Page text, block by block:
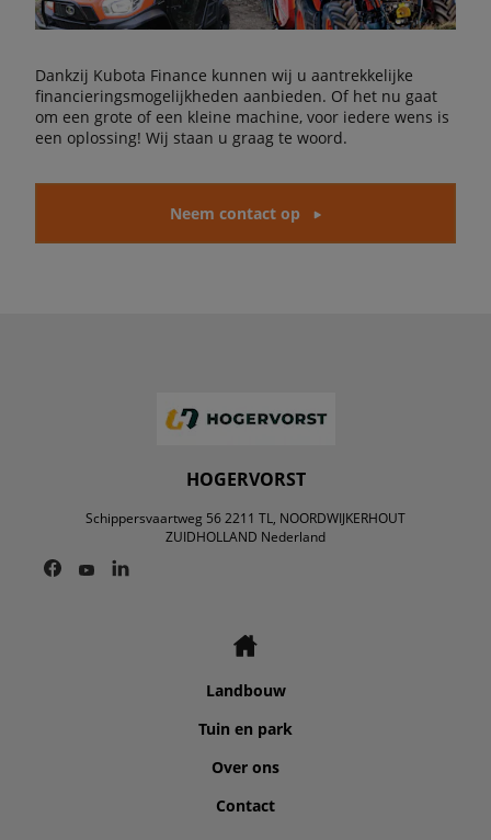
Dankzij Kubota Finance kunnen wij u aantrekkelijke
financieringsmogelijkheden aanbieden. Of het nu gaat
om een grote of een kleine machine, voor iedere wens is
een oplossing! Wij staan u graag te woord.
Neem contact op
HOGERVORST
Schippersvaartweg 56 2211 TL, NOORDWIJKERHOUT
ZUIDHOLLAND Nederland
Landbouw
Tuin en park
Over ons
Contact